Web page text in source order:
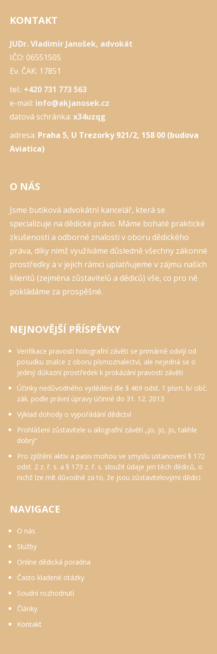
KONTAKT
JUDr. Vladimír Janošek, advokát
IČO: 06551505
Ev. ČAK: 17851
tel.: +420 731 773 563
e-mail: info@akjanosek.cz
datová schránka: x34uzqg
adresa: Praha 5, U Trezorky 921/2, 158 00 (budova
Aviatica)
O NÁS
Jsme butiková advokátní kancelář, která se
specializuje na dědické právo. Máme bohaté praktické
zkušenosti a odborné znalosti v oboru dědického
práva, díky nimž využíváme důsledně všechny zákonné
prostředky a v jejich rámci uplatňujeme v zájmu našich
klientů (zejména zůstavitelů a dědiců) vše, co pro ně
pokládáme za prospěšné.
NEJNOVĚJŠÍ PŘÍSPĚVKY
Verifikace pravosti holografní závěti se primárně odvíjí od
posudku znalce z oboru písmoznalectví, ale nejedná se o
jediný důkazní prostředek k prokázání pravosti závěti
Účinky nedůvodného vydědění dle § 469 odst. 1 písm. b/ obč.
zák. podle právní úpravy účinné do 31. 12. 2013
Výklad dohody o vypořádání dědictví
Prohlášení zůstavitele u allografní závěti „jo, jo, jo, takhle
dobrý“
Pro zjištění aktiv a pasiv mohou ve smyslu ustanovení § 172
odst. 2 z. ř. s. a § 173 z. ř. s. sloužit údaje jen těch dědiců, o
nichž lze mít důvodně za to, že jsou zůstavitelovými dědici
NAVIGACE
O nás
Služby
Online dědická poradna
Často kladené otázky
Soudní rozhodnutí
Články
Kontakt